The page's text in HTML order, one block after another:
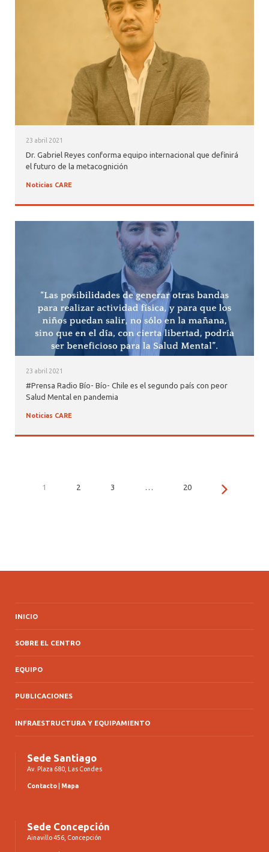
23 abril 2021
Dr. Gabriel Reyes conforma equipo internacional que definirá
el futuro de la metacognición
Noticias CARE
23 abril 2021
#Prensa Radio Bío- Bío- Chile es el segundo país con peor
Salud Mental en pandemia
Noticias CARE
1 2 3 … 20
INICIO
SOBRE EL CENTRO
EQUIPO
PUBLICACIONES
INFRAESTRUCTURA Y EQUIPAMIENTO
Sede Santiago
Av. Plaza 680, Las Condes
Contacto Mapa
Sede Concepción
Ainavillo 456, Concepción